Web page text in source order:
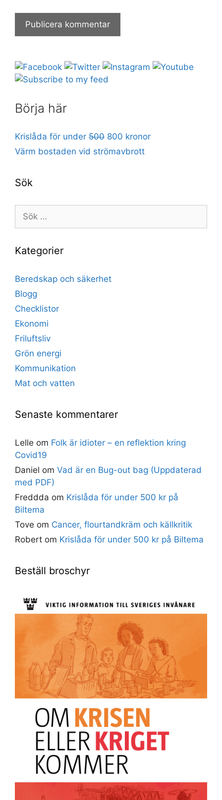
Börja här
Krislåda för under 500 800 kronor
Värm bostaden vid strömavbrott
Sök
Sök
efter:
Kategorier
Beredskap och säkerhet
Blogg
Checklistor
Ekonomi
Friluftsliv
Grön energi
Kommunikation
Mat och vatten
Senaste kommentarer
Lelle om Folk är idioter – en reflektion kring
Covid19
Daniel om Vad är en Bug-out bag (Uppdaterad
med PDF)
Freddda om Krislåda för under 500 kr på
Biltema
Tove om Cancer, flourtandkräm och källkritik
Robert om Krislåda för under 500 kr på Biltema
Beställ broschyr